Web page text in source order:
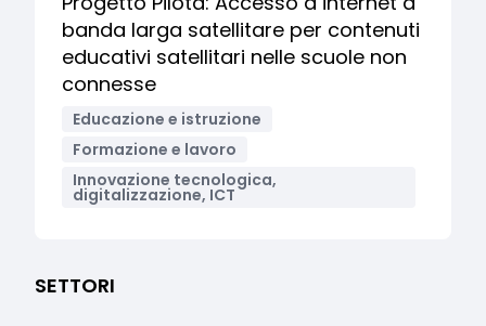
banda larga satellitare per contenuti
educativi satellitari nelle scuole non
connesse
Educazione e istruzione
Formazione e lavoro
Innovazione tecnologica,
digitalizzazione, ICT
SETTORI